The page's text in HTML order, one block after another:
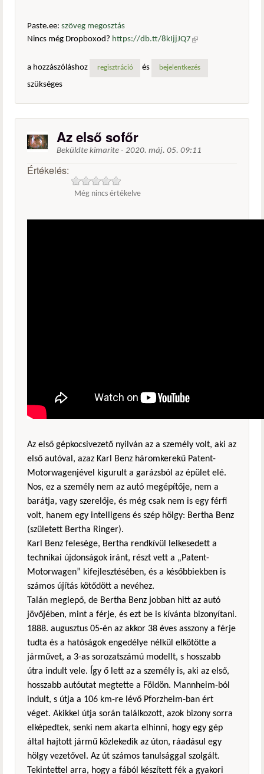
Paste.ee: szöveg megosztás
Nincs még Dropboxod? https://db.tt/8kIjjJQ7 (külső
a hozzászóláshoz
regisztráció és bejelentkezés
szükséges
Az első sofőr
Beküldte kimarite - 2020. máj. 05. 09:11
Értékelés:
Még nincs értékelve
Az első gépkocsivezető nyilván az a személy volt, aki az
első autóval, azaz Karl Benz háromkerekű Patent-
Motorwagenjével kigurult a garázsból az épület elé.
Nos, ez a személy nem az autó megépítője, nem a
barátja, vagy szerelője, és még csak nem is egy férfi
volt, hanem egy intelligens és szép hölgy: Bertha Benz
(született Bertha Ringer).
Karl Benz felesége, Bertha rendkívül lelkesedett a
technikai újdonságok iránt, részt vett a „Patent-
Motorwagen” kifejlesztésében, és a későbbiekben is
számos újítás kötődött a nevéhez.
Talán meglepő, de Bertha Benz jobban hitt az autó
jövőjében, mint a férje, és ezt be is kívánta bizonyítani.
1888. augusztus 05-én az akkor 38 éves asszony a férje
tudta és a hatóságok engedélye nélkül elkötötte a
járművet, a 3-as sorozatszámú modellt, s hosszabb
útra indult vele. Így ő lett az a személy is, aki az első,
hosszabb autóutat megtette a Földön. Mannheim-ból
indult, s útja a 106 km-re lévő Pforzheim-ban ért
véget. Akikkel útja során találkozott, azok bizony sorra
elképedtek, senki nem akarta elhinni, hogy egy gép
által hajtott jármű közlekedik az úton, ráadásul egy
hölgy vezetővel. Az út számos tanulsággal szolgált.
Tekintettel arra, hogy a fából készített fék a gyakori